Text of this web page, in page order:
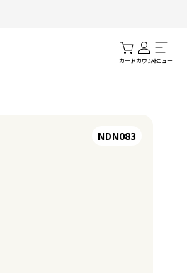
カートアカウントメニュー
NDN083